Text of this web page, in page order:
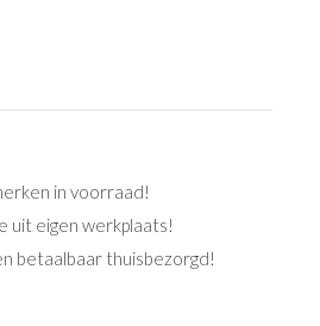
in voorraad!
uit eigen werkplaats!
betaalbaar thuisbezorgd!